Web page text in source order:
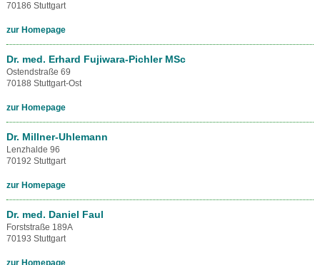
70186 Stuttgart
zur Homepage
Dr. med. Erhard Fujiwara-Pichler MSc
Ostendstraße 69
70188 Stuttgart-Ost
zur Homepage
Dr. Millner-Uhlemann
Lenzhalde 96
70192 Stuttgart
zur Homepage
Dr. med. Daniel Faul
Forststraße 189A
70193 Stuttgart
zur Homepage